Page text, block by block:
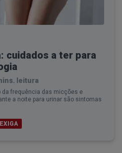
cuidados a ter para
leitura
da frequência das micções e
a noite para urinar são sintomas